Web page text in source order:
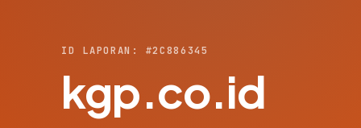
ID LAPORAN: #2C886345
kgp.co.id